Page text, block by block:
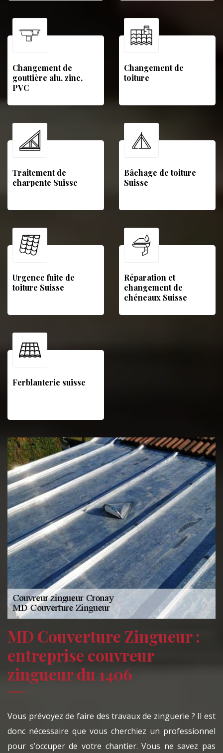
Changement de
gouttière alu, zinc,
PVC
Changement de
toiture
Traitement de
charpente Suisse
Bâchage de toiture
Suisse
Urgence fuite de
toiture Suisse
Réparation et
changement de
chéneaux Suisse
Ferblanterie suisse
MD Couverture Zingueur :
entreprise couvreur
zingueur du 1406
Vous prévoyez de faire des travaux de zinguerie ? Il est
donc nécessaire que vous cherchiez un professionnel
pour s’occuper de votre chantier. Vous ne savez pas